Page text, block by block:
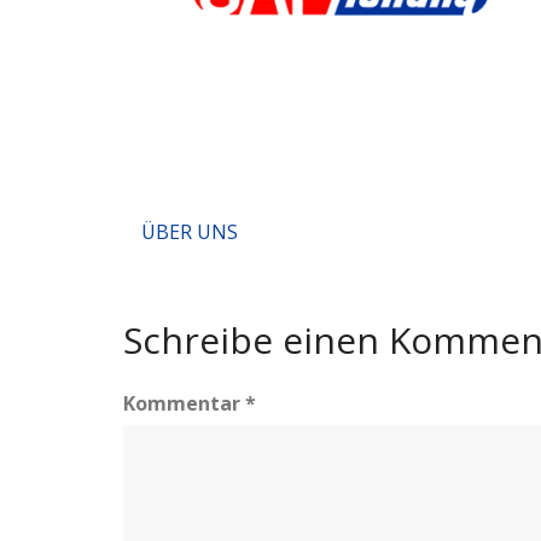
Beitragsnavigation
ÜBER UNS
Schreibe einen
Kommentar*